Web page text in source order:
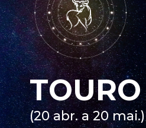
TOURO
(20 abr. a 20 mai.)